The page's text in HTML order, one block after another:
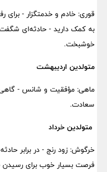
قوری: خادم و خدمتگزار -
به کمک دارید - حادثه‌ای
خوشبخت.
متولدین اردیبهشت
ماهی: مؤفقیت و شانس -
سعادت.
متولدین خرداد
خرگوش: زود رنج - در برابر
فرصت بسیار خوب برای رسیدن